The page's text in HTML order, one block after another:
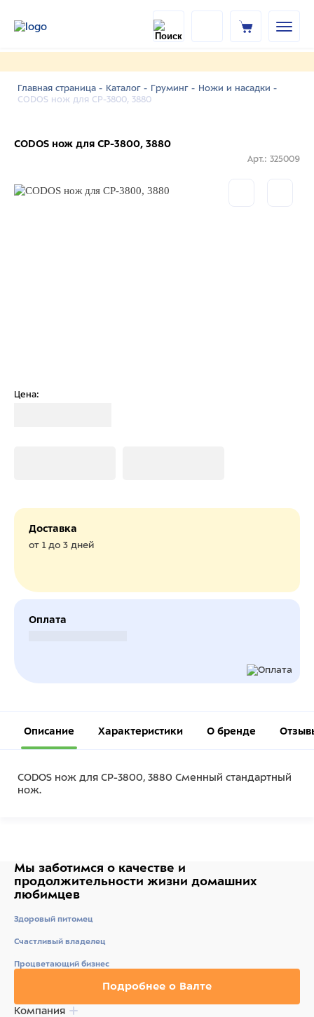
Главная страница - Каталог - Груминг - Ножи и насадки -
CODOS нож для СР-3800, 3880
CODOS нож для СР-3800, 3880
Арт.: 325009
Цена:
Доставка
от 1 до 3 дней
Оплата
Описание Характеристики О бренде
CODOS нож для СР-3800, 3880 Сменный стандартный
нож.
Мы заботимся о качестве и
продолжительности жизни домашних
любимцев
Здоровый питомец
Счастливый владелец
Процветающий бизнес
Подробнее о Валте
Компания